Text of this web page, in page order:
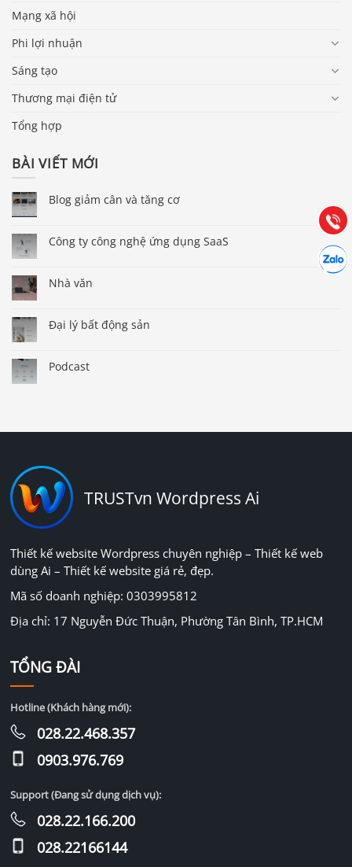
Mạng xã hội
Phi lợi nhuận
Sáng tạo
Thương mại điện tử
Tổng hợp
BÀI VIẾT MỚI
Blog giảm cân và tăng cơ
Công ty công nghệ ứng dụng SaaS
Nhà văn
Đại lý bất động sản
Podcast
TRUSTvn Wordpress Ai
Thiết kế website Wordpress chuyên nghiệp – Thiết kế web
dùng Ai – Thiết kế website giá rẻ, đẹp.
Mã số doanh nghiệp: 0303995812
Địa chỉ: 17 Nguyễn Đức Thuận, Phường Tân Bình, TP.HCM
TỔNG ĐÀI
Hotline (Khách hàng mới):
028.22.468.357
0903.976.769
Support (Đang sử dụng dịch vụ):
028.22.166.200
028.22166144
Gọi
(028) 22.166.144
Chát